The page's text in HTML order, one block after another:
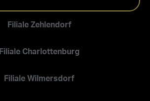
Filiale Zehlendorf
Filiale Charlottenburg
Filiale Wilmersdorf